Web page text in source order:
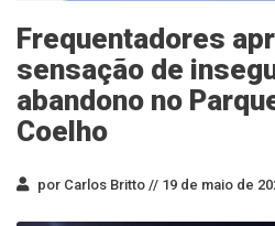
Frequentadores
sensação de
abandono no
Coelho
por Carlos Britto // 19 de maio de